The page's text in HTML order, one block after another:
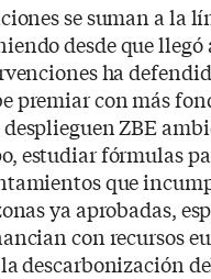
se suman a la
desde que
ha
premiar con más
ZBE
estudiar fórmulas
que
ya aprobadas,
con recursos
descarbonización